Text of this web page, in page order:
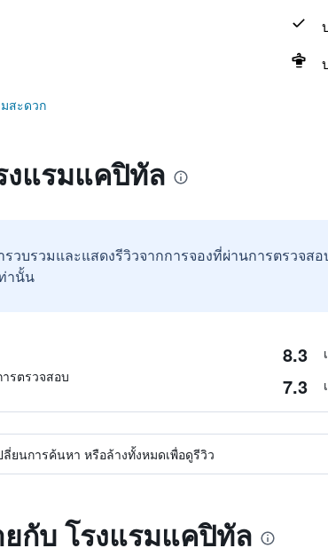
สะดวก
งแรมแคปิทัล
รวบรวมและแสดงรีวิวจากการจองที่ผ่านการตรวจส
านั้น
รตรวจสอบ
8.3
7.3
ยนการค้นหา หรือล้างทั้งหมดเพื่อดูรีวิว
กับ โรงแรมแคปิทัล